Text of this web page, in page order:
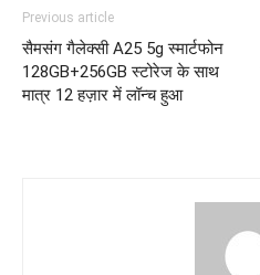
Previous article
सैमसंग गैलेक्सी A25 5g स्मार्टफोन
128GB+256GB स्टोरेज के साथ
मात्र 12 हज़ार में लॉन्च हुआ